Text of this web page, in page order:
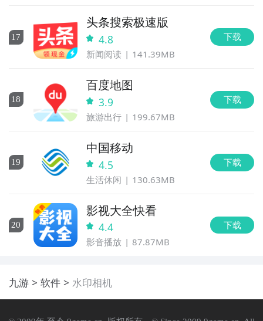
17
头条搜索极速版
4.8
新闻阅读 141.39MB
下载
18
百度地图
3.9
旅游出行 199.67MB
下载
19
中国移动
4.5
生活休闲 130.63MB
下载
20
影视大全快看
4.4
影音播放 87.87MB
下载
九游 软件 水印相机